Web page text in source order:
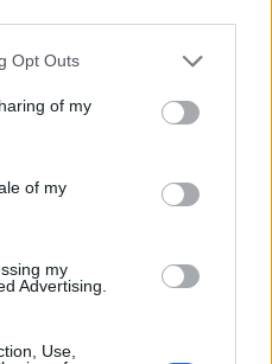
uses one or more Google
behaviour. You may click to
and its third-party tags to
purposes in below Google
Opt Outs
of my
of my
my
Advertising.
Use,
również hasła